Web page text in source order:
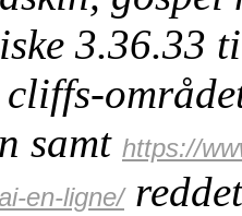
3.36.33
samt https://
en-ligne/